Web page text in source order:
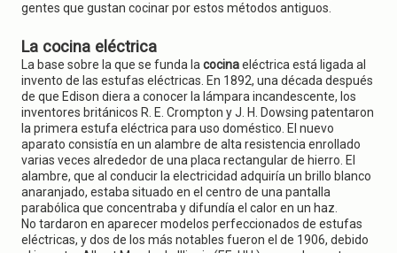
gentes que gustan cocinar por estos métodos antiguos.
La cocina eléctrica
La base sobre la que se funda la cocinaeléctrica está ligada al
invento de las estufas eléctricas. En 1892, una década después
de que Edison diera a conocer la lámpara incandescente, los
inventores británicos R. E. Crompton y J. H. Dowsing patentaron
la primera estufa eléctrica para uso doméstico. El nuevo
aparato consistía en un alambre de alta resistencia enrollado
varias veces alrededor de una placa rectangular de hierro. El
alambre, que al conducir la electricidad adquiría un brillo blanco
anaranjado, estaba situado en el centro de una pantalla
parabólica que concentraba y difundía el calor en un haz.
No tardaron en aparecer modelos perfeccionados de estufas
eléctricas, y dos de los más notables fueron el de 1906, debido